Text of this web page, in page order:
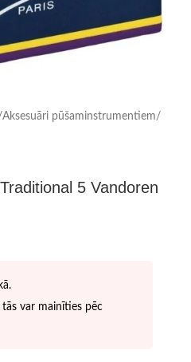
Aksesuāri pūšaminstrumentiem/
5 Vandoren
var mainīties pēc